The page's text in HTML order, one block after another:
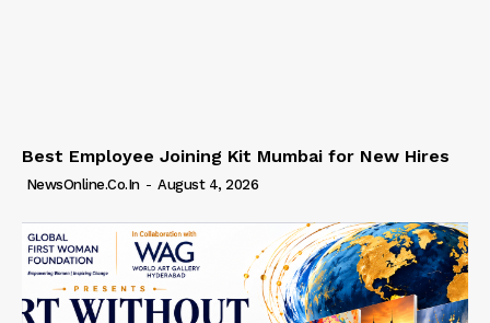
Best Employee Joining Kit Mumbai for New Hires
NewsOnline.co.in - August 4, 2026